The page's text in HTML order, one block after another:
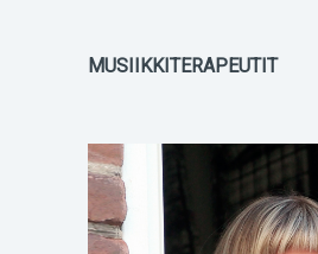
MUSIIKKITERAPEUTIT